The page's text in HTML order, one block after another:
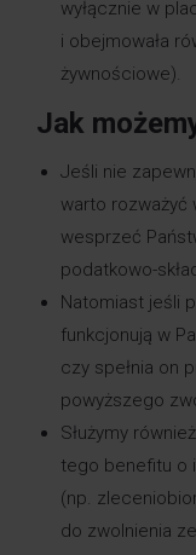
wyłącznie w
i obejmowała
żywnościowe).
Jak
Jeśli nie
warto rozważyć
wesprzeć
podatkowo-
Natomiast jeśli
funkcjonują w
czy spełnia on
powyższego
Służymy
tego benefitu o
(np.
do zwolnienia